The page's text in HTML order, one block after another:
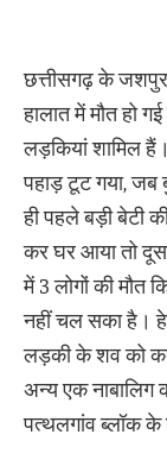
छत्तीसगढ़ के जशपुर
हालात में मौत हो
लड़कियां शामिल
पहाड़ टूट गया, जब
ही पहले बड़ी बेटी
कर घर आया तो
में 3 लोगों की मौत
नहीं चल सका है।
लड़की के शव को
अन्य एक नाबालिग
पत्थलगांव ब्लॉक के